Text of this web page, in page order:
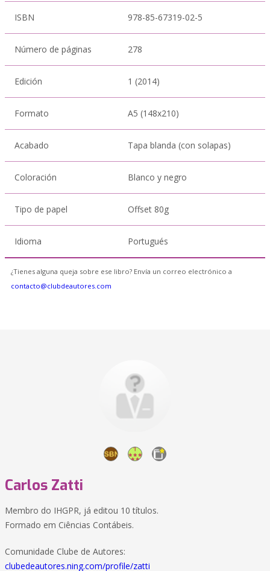
ISBN 978-85-67319-02-5
Número de páginas 278
Edición 1 (2014)
Formato A5 (148x210)
Acabado Tapa blanda (con solapas)
Coloración Blanco y negro
Tipo de papel Offset 80g
Idioma Portugués
¿Tienes alguna queja sobre ese libro? Envía un correo electrónico a
contacto@clubdeautores.com
Carlos Zatti
Membro do IHGPR, já editou 10 títulos.
Formado em Ciências Contábeis.
Comunidade Clube de Autores:
clubedeautores.ning.com/profile/zatti